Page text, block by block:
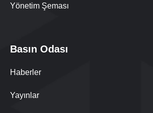
Yönetim Şeması
Basın Odası
Haberler
Yayınlar